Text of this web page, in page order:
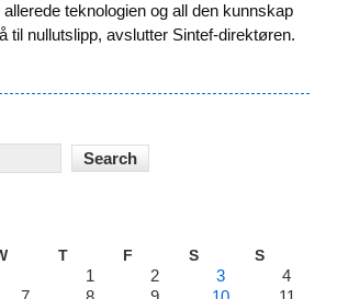
teknologien og all den kunnskap
til nullutslipp, avslutter Sintef-direktøren.
T F S S
1 2 3
4